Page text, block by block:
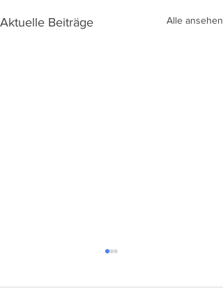
Aktuelle Beiträge Alle ansehen